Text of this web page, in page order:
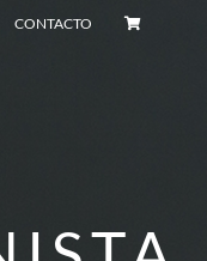
CONTACTO